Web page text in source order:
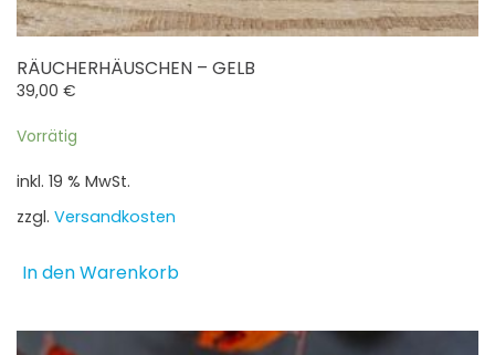
RÄUCHERHÄUSCHEN – GELB
39,00 €
Vorrätig
inkl. 19 % MwSt.
zzgl. Versandkosten
In den Warenkorb